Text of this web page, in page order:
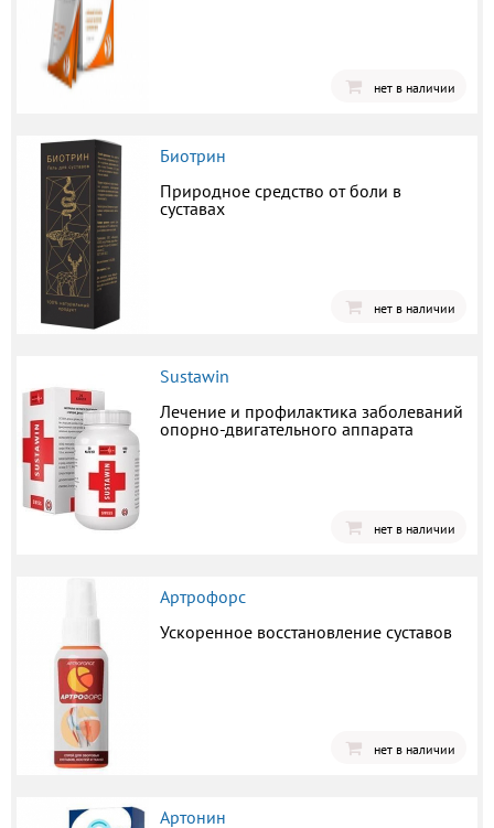
нет в наличии
Биотрин
Природное средство от боли в
суставах
нет в наличии
Sustawin
Лечение и профилактика заболеваний
опорно-двигательного аппарата
нет в наличии
Артрофорс
Ускоренное восстановление суставов
нет в наличии
Артонин